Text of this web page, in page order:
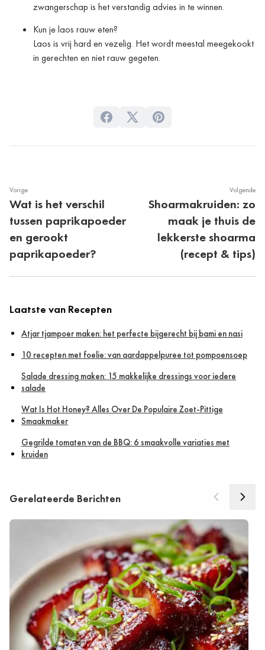
zwangerschap is het verstandig advies in te winnen.
Kun je laos rauw eten?
Laos is vrij hard en vezelig. Het wordt meestal meegekookt
in gerechten en niet rauw gegeten.
Vorige
Wat is het verschil
tussen paprikapoeder
en gerookt
paprikapoeder?
Volgende
Shoarmakruiden: zo
maak je thuis de
lekkerste shoarma
(recept & tips)
Laatste van Recepten
Atjar tjampoer maken: het perfecte bijgerecht bij bami en nasi
10 recepten met foelie: van aardappelpuree tot pompoensoep
Salade dressing maken: 15 makkelijke dressings voor iedere
salade
Wat Is Hot Honey? Alles Over De Populaire Zoet-Pittige
Smaakmaker
Gegrilde tomaten van de BBQ: 6 smaakvolle variaties met
kruiden
Gerelateerde Berichten